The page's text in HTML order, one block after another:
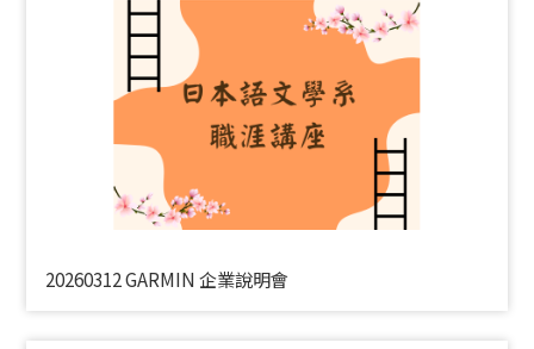
20260312 GARMIN 企業說明會